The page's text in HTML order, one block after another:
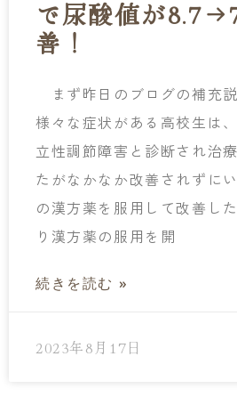
で尿酸値が
善！
まず昨日のブログの補充
様々な症状がある高校生は
立性調節障害と診断され治
たがなかなか改善されずに
の漢方薬を服用して改善し
り漢方薬の服用を開
続きを読む »
2023年8月17日